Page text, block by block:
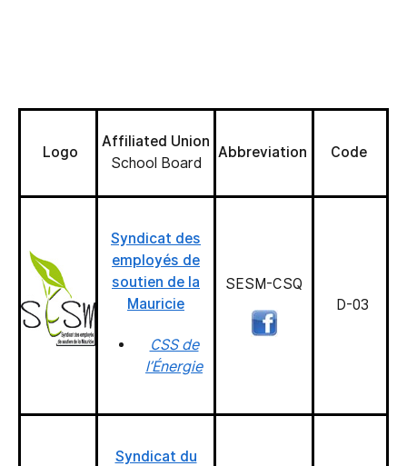
Logo
Affiliated Union
School Board
Abbreviation Code
Syndicat des
employés de
soutien de la
Mauricie
CSS de
l’Énergie
SESM-CSQ
D-03
Syndicat du